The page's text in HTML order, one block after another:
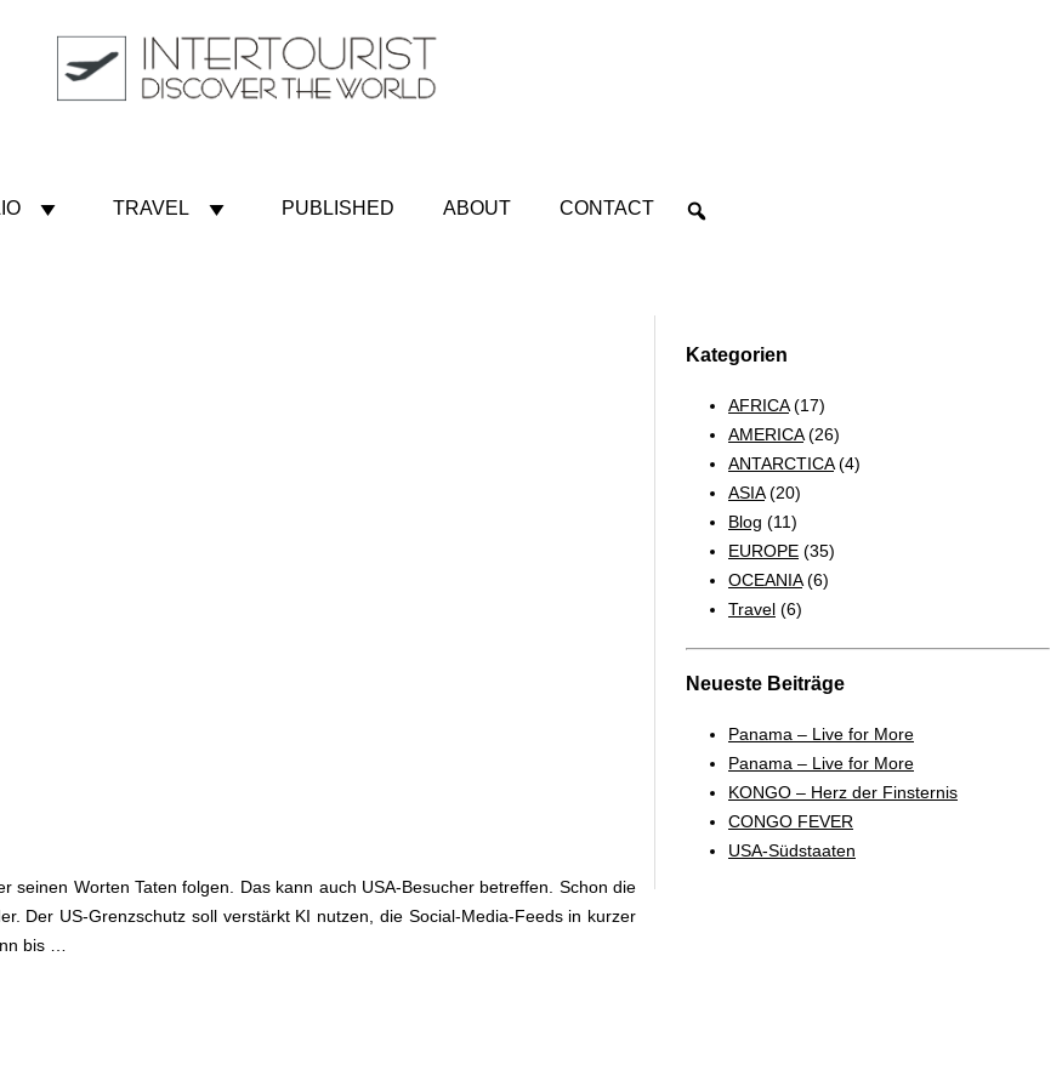
TRAVEL PUBLISHED ABOUT CONTACT
seinen Worten Taten folgen. Das kann auch USA-Besucher betreffen. Schon die
Der US-Grenzschutz soll verstärkt KI nutzen, die Social-Media-Feeds in kurzer
bis …
Kategorien
AFRICA(17)
AMERICA(26)
ANTARCTICA(4)
ASIA(20)
Blog (11)
EUROPE (35)
OCEANIA(6)
Travel (6)
Neueste Beiträge
Panama – Live for More
Panama – Live for More
KONGO – Herz der Finsternis
CONGO FEVER
USA-Südstaaten